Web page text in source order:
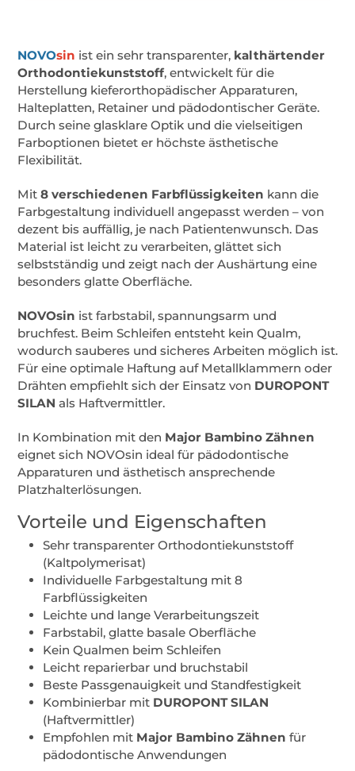
NOVOsin ist ein sehr transparenter, kalthärtender
Orthodontiekunststoff, entwickelt für die
Herstellung kieferorthopädischer Apparaturen,
Halteplatten, Retainer und pädodontischer Geräte.
Durch seine glasklare Optik und die vielseitigen
Farboptionen bietet er höchste ästhetische
Flexibilität.
Mit 8 verschiedenen Farbflüssigkeiten kann die
Farbgestaltung individuell angepasst werden – von
dezent bis auffällig, je nach Patientenwunsch. Das
Material ist leicht zu verarbeiten, glättet sich
selbstständig und zeigt nach der Aushärtung eine
besonders glatte Oberfläche.
NOVOsin ist farbstabil, spannungsarm und
bruchfest. Beim Schleifen entsteht kein Qualm,
wodurch sauberes und sicheres Arbeiten möglich ist.
Für eine optimale Haftung auf Metallklammern oder
Drähten empfiehlt sich der Einsatz von DUROPONT
SILAN als Haftvermittler.
In Kombination mit den Major Bambino Zähnen
eignet sich NOVOsin ideal für pädodontische
Apparaturen und ästhetisch ansprechende
Platzhalterlösungen.
Vorteile und Eigenschaften
Sehr transparenter Orthodontiekunststoff
(Kaltpolymerisat)
Individuelle Farbgestaltung mit 8
Farbflüssigkeiten
Leichte und lange Verarbeitungszeit
Farbstabil, glatte basale Oberfläche
Kein Qualmen beim Schleifen
Leicht reparierbar und bruchstabil
Beste Passgenauigkeit und Standfestigkeit
Kombinierbar mit DUROPONT SILAN
(Haftvermittler)
Empfohlen mit Major Bambino Zähnen für
pädodontische Anwendungen